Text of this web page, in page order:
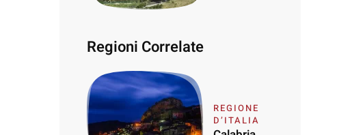
Regioni Correlate
REGIONE
D’ITALIA